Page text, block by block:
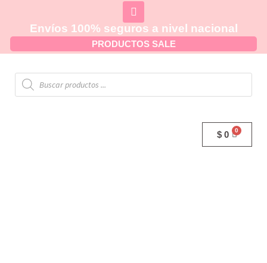
Envíos 100% seguros a nivel nacional
PRODUCTOS SALE
$ 0